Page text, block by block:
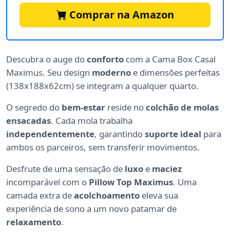
Comprar na Amazon
Descubra o auge doconforto com a Cama Box Casal
Maximus. Seu design moderno e dimensões perfeitas
(138x188x62cm) se integram a qualquer quarto.
O segredo do bem-estar reside nocolchão de molas
ensacadas. Cada mola trabalha
independentemente, garantindosuporte ideal para
ambos os parceiros, sem transferir movimentos.
Desfrute de uma sensação de luxo e maciez
incomparável com o Pillow Top Maximus. Uma
camada extra deacolchoamento eleva sua
experiência de sono a um novo patamar de
relaxamento.